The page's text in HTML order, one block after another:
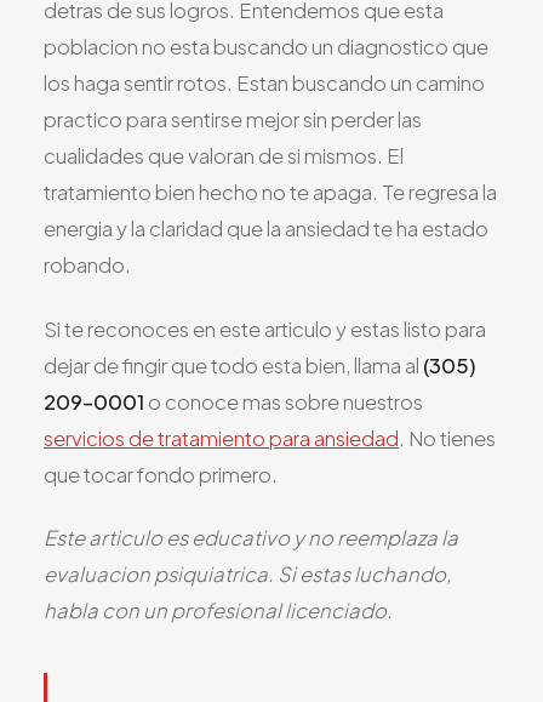
detras de sus logros. Entendemos que esta
poblacion no esta buscando un diagnostico que
los haga sentir rotos. Estan buscando un camino
practico para sentirse mejor sin perder las
cualidades que valoran de si mismos. El
tratamiento bien hecho no te apaga. Te regresa la
energia y la claridad que la ansiedad te ha estado
robando.
Si te reconoces en este articulo y estas listo para
dejar de fingir que todo esta bien, llama al (305)
209-0001 o conoce mas sobre nuestros
servicios de tratamiento para ansiedad. No tienes
que tocar fondo primero.
Este articulo es educativo y no reemplaza la
evaluacion psiquiatrica. Si estas luchando,
habla con un profesional licenciado.